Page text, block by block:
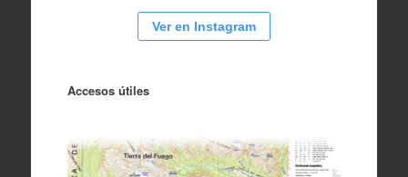
Ver en Instagram
Accesos útiles